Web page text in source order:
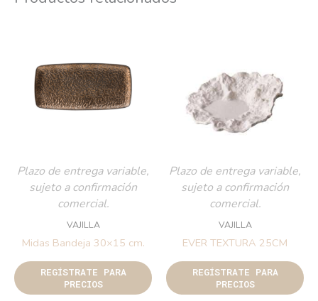
Plazo de entrega variable,
sujeto a confirmación
comercial.
VAJILLA
Midas Bandeja 30×15 cm.
REGÍSTRATE PARA
PRECIOS
Plazo de entrega variable,
sujeto a confirmación
comercial.
VAJILLA
EVER TEXTURA 25CM
REGÍSTRATE PARA
PRECIOS